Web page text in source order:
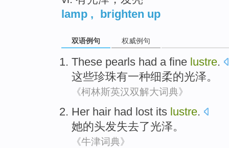
lamp , brighten up
双语例句 权威例句
These pearls had a fine lustre.
这些珍珠有一种细柔的光泽。
《柯林斯英汉双解大词典》
Her hair had lost its lustre.
她的头发失去了光泽。
《牛津词典》